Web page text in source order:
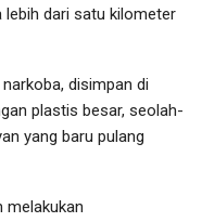
lebih dari satu kilometer
disimpan di
plastis besar, seolah-
yang baru pulang
melakukan